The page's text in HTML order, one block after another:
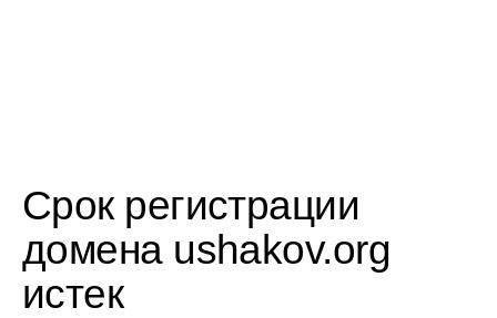
Срок регистрации
домена ushakov.org
истек